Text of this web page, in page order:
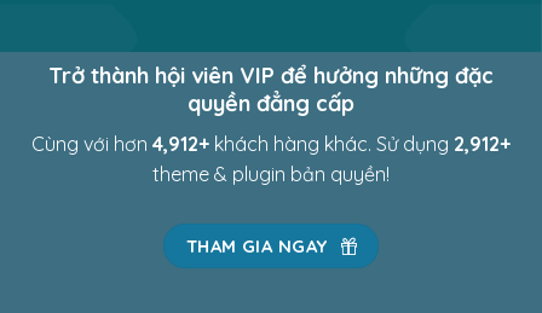
Trở thành hội viên VIP để hưởng những đặc
quyền đẳng cấp
Cùng với hơn 4,971+ khách hàng khác. Sử dụng 2,971+
theme & plugin bản quyền!
THAM GIA NGAY